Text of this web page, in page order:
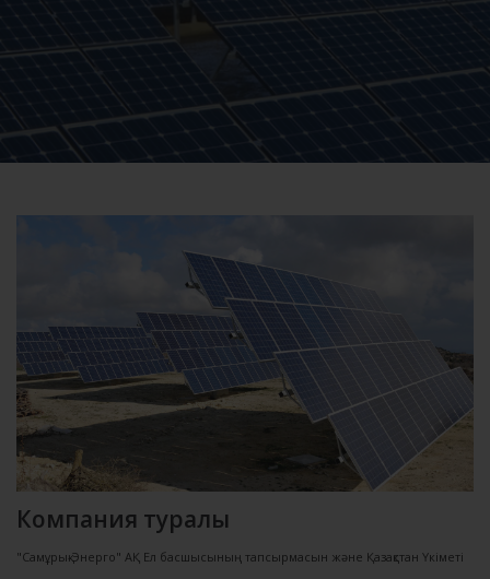
Компания туралы
"Самұрық-Энерго" АҚ Ел басшысының тапсырмасын және Қазақстан Үкіметі